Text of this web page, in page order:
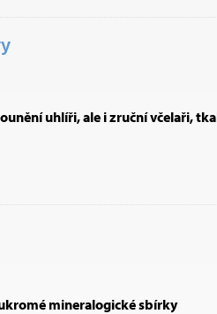
uhlíři, ale i zruční včelaři,
mineralogické sbírky